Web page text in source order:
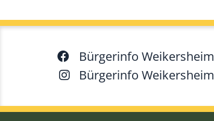
Bürgerinfo Weikersheim
Bürgerinfo Weikersheim